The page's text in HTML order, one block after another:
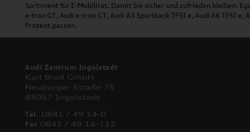
Sortiment für E-Mobilität. Damit Sie sicher und zufrieden bleiben.
e-tron GT, Audi e-tron GT, Audi A3 Sportback TFSI e, Audi A6 TFSI
Prozent passen.
Audi Zentrum Ingolstadt
Karl Brod GmbH
Neuburger Straße 75
85057 Ingolstadt
Tel. 0841 / 49 14-0
Fax 0841 / 49 14-112